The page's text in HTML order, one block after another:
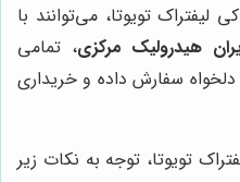
لیفتراک تویوتا، می‌توانند با
هیدرولیک مرکزی، تمامی
سفارش داده و خریداری
تویوتا، توجه به نکات زیر